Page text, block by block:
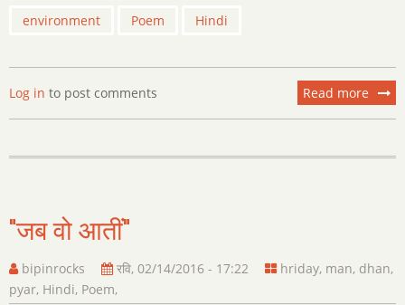
environment Poem Hindi
Read more about
पुकार
Log in to post comments
"जब वो आतीं"
bipinrocks रवि, 02/14/2016 - 17:22 hriday, man, dhan,
pyar, Hindi, Poem,